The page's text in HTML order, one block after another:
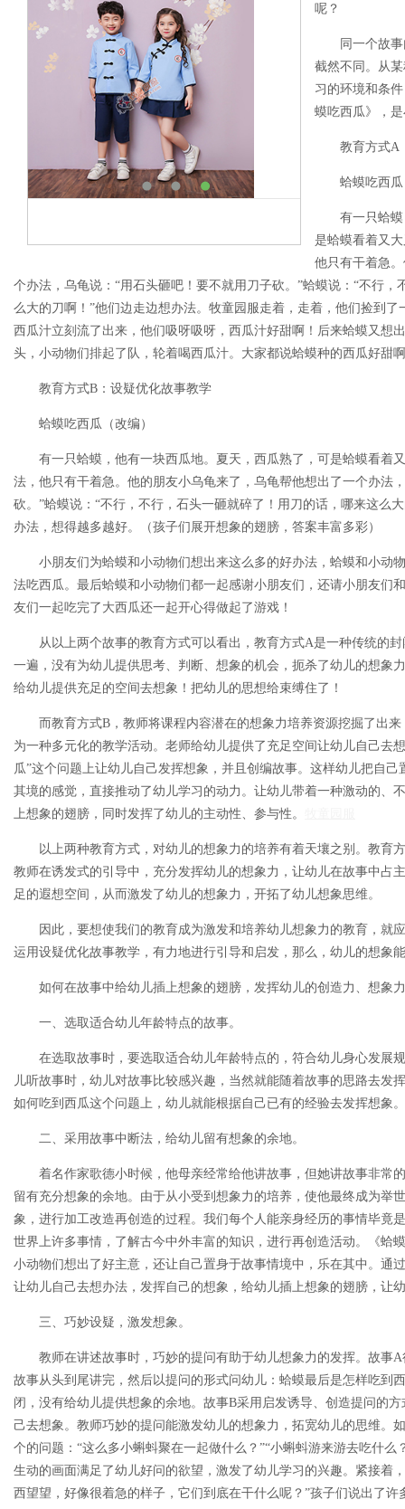
呢？
同一个故
截然不同。从
习的环境和条
蟆吃西瓜》，
教育方式A
蛤蟆吃西瓜
有一只蛤
是蛤蟆看着又
他只有干着急
个办法，乌龟说：“用石头砸吧！要不就用刀子砍。”蛤蟆说：“不行
么大的刀啊！”他们边走边想办法。牧童园服走着，走着，他们捡到
西瓜汁立刻流了出来，他们吸呀吸呀，西瓜汁好甜啊！后来蛤蟆又想
头，小动物们排起了队，轮着喝西瓜汁。大家都说蛤蟆种的西瓜好甜
教育方式B：设疑优化故事教学
蛤蟆吃西瓜（改编）
有一只蛤蟆，他有一块西瓜地。夏天，西瓜熟了，可是蛤蟆看着
法，他只有干着急。他的朋友小乌龟来了，乌龟帮他想出了一个办法
砍。”蛤蟆说：“不行，不行，石头一砸就碎了！用刀的话，哪来这么
办法，想得越多越好。（孩子们展开想象的翅膀，答案丰富多彩）
小朋友们为蛤蟆和小动物们想出来这么多的好办法，蛤蟆和小动
法吃西瓜。最后蛤蟆和小动物们都一起感谢小朋友们，还请小朋友们
友们一起吃完了大西瓜还一起开心得做起了游戏！
从以上两个故事的教育方式可以看出，教育方式A是一种传统的
一遍，没有为幼儿提供思考、判断、想象的机会，扼杀了幼儿的想象
给幼儿提供充足的空间去想象！把幼儿的思想给束缚住了！
而教育方式B，教师将课程内容潜在的想象力培养资源挖掘了出
为一种多元化的教学活动。老师给幼儿提供了充足空间让幼儿自己去
瓜”这个问题上让幼儿自己发挥想象，并且创编故事。这样幼儿把自
其境的感觉，直接推动了幼儿学习的动力。让幼儿带着一种激动的、
上想象的翅膀，同时发挥了幼儿的主动性、参与性。
以上两种教育方式，对幼儿的想象力的培养有着天壤之别。教育
教师在诱发式的引导中，充分发挥幼儿的想象力，让幼儿在故事中占
足的遐想空间，从而激发了幼儿的想象力，开拓了幼儿想象思维。
因此，要想使我们的教育成为激发和培养幼儿想象力的教育，就
运用设疑优化故事教学，有力地进行引导和启发，那么，幼儿的想象
如何在故事中给幼儿插上想象的翅膀，发挥幼儿的创造力、想象
一、选取适合幼儿年龄特点的故事。
在选取故事时，要选取适合幼儿年龄特点的，符合幼儿身心发展
儿听故事时，幼儿对故事比较感兴趣，当然就能随着故事的思路去发
如何吃到西瓜这个问题上，幼儿就能根据自己已有的经验去发挥想象。
二、采用故事中断法，给幼儿留有想象的余地。
着名作家歌德小时候，他母亲经常给他讲故事，但她讲故事非常
留有充分想象的余地。由于从小受到想象力的培养，使他最终成为举
象，进行加工改造再创造的过程。我们每个人能亲身经历的事情毕竟
世界上许多事情，了解古今中外丰富的知识，进行再创造活动。《蛤
小动物们想出了好主意，还让自己置身于故事情境中，乐在其中。通
让幼儿自己去想办法，发挥自己的想象，给幼儿插上想象的翅膀，让
三、巧妙设疑，激发想象。
教师在讲述故事时，巧妙的提问有助于幼儿想象力的发挥。故事
故事从头到尾讲完，然后以提问的形式问幼儿：蛤蟆最后是怎样吃到
闭，没有给幼儿提供想象的余地。故事B采用启发诱导、创造提问的
己去想象。教师巧妙的提问能激发幼儿的想象力，拓宽幼儿的思维。
个的问题：“这么多小蝌蚪聚在一起做什么？”“小蝌蚪游来游去吃什么
生动的画面满足了幼儿好问的欲望，激发了幼儿学习的兴趣。紧接着
西望望，好像很着急的样子，它们到底在干什么呢？”孩子们说出了